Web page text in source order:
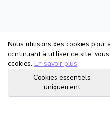
Nous utilisons des cookies pour
continuant à utiliser ce site,
cookies. En savoir plus
Cookies essentiels
uniquement